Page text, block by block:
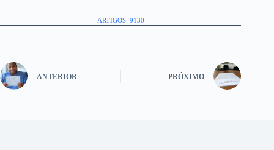
ARTIGOS: 9130
ANTERIOR PRÓXIMO